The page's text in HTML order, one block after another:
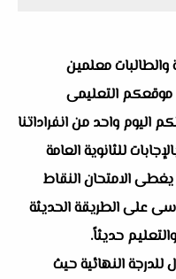
والطالبات معلمين
موقعكم التعليمى
اليوم واحد من انفراداتنا
للثانوية العامة
حيث يغطى الامتحان النقاط
على الطريقة الحديثة
حديثاً.
النهائية حيث